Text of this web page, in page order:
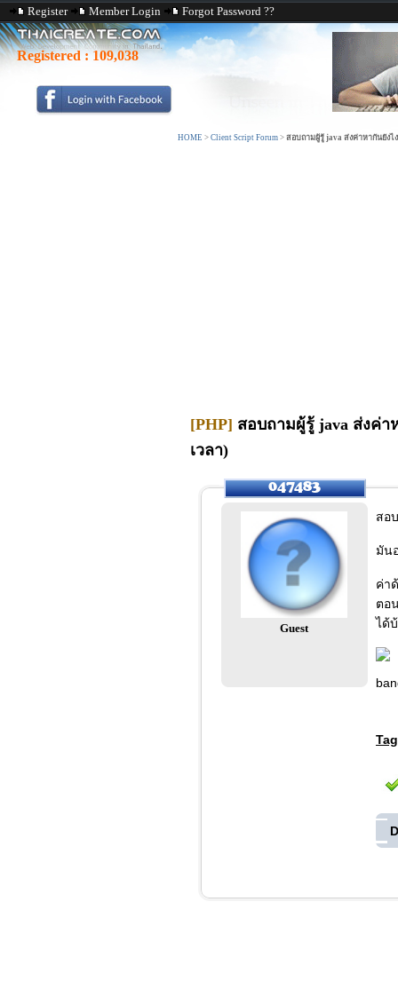
Register Member Login Forgot Password ??
Registered : 109,038
HOME > Client Script Forum > สอบถามผู้รู้ java ส่งค่าหากันยังไ
[PHP] สอบถามผู้รู้ java ส่งค่า
เวลา)
Guest
สอ
มัน
ค่า
ตอ
ได้
Tag